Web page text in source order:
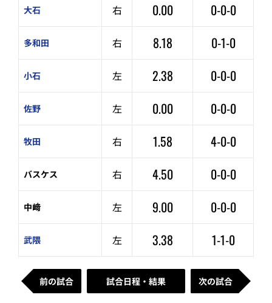
大石 右 0.00 0-0-0
多和田 右 8.18 0-1-0
小石 左 2.38 0-0-0
佐野 左 0.00 0-0-0
牧田 右 1.58 4-0-0
バスケス 右 4.50 0-0-0
中﨑 左 9.00 0-0-0
武隈 左 3.38 1-1-0
前の試合 試合日程・結果 次の試合